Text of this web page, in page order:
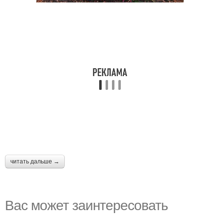
читать дальше →
Вас может заинтересовать